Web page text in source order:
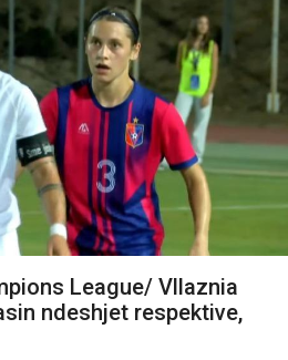
League/ Vllaznia
ndeshjet respektive,